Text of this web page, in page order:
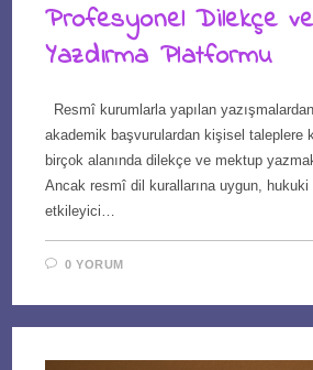
Profesyonel Dilekçe
Yazdırma Platformu
Resmî kurumlarla yapılan
akademik başvurulardan kişisel taleplere
birçok alanında dilekçe ve mektup
Ancak resmî dil kurallarına uygun, hukuki
etkileyici…
0 YORUM